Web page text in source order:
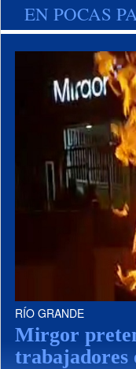
EN POCAS
RÍO GRANDE
Mirgor
trabajadores